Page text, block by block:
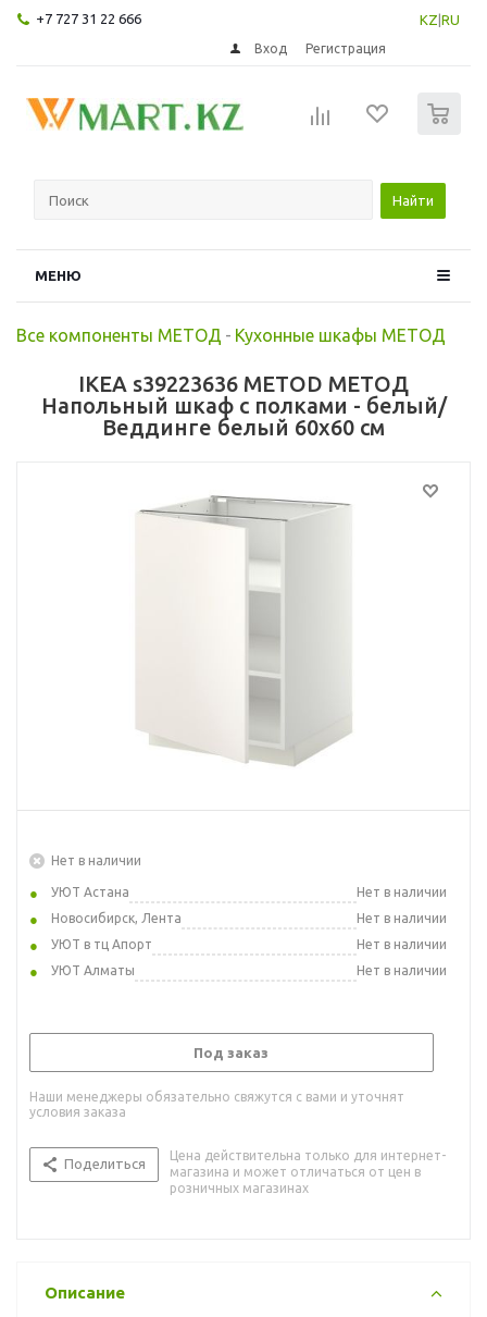
+7 727 31 22 666 KZ RU
Вход Регистрация
Найти
МЕНЮ
Все компоненты МЕТОД - Кухонные шкафы МЕТОД
IKEA s39223636 METOD МЕТОД
Напольный шкаф с полками - белый/
Веддинге белый 60x60 см
Нет в наличии
УЮТ Астана
Нет в наличии
Новосибирск, Лента
Нет в наличии
УЮТ в тц Апорт
Нет в наличии
УЮТ Алматы
Нет в наличии
Под заказ
Наши менеджеры обязательно свяжутся с вами и уточнят
условия заказа
Поделиться
Цена действительна только для интернет-
магазина и может отличаться от цен в
розничных магазинах
Описание